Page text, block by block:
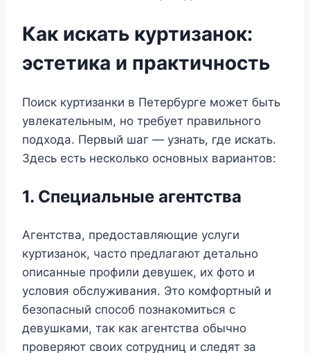
Как искать куртизанок:
эстетика и практичность
Поиск куртизанки в Петербурге может быть
увлекательным, но требует правильного
подхода. Первый шаг — узнать, где искать.
Здесь есть несколько основных вариантов:
1. Специальные агентства
Агентства, предоставляющие услуги
куртизанок, часто предлагают детально
описанные профили девушек, их фото и
условия обслуживания. Это комфортный и
безопасный способ познакомиться с
девушками, так как агентства обычно
проверяют своих сотрудниц и следят за